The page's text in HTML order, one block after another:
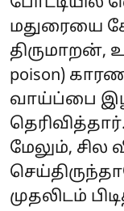
மதுரையை
திருமாறன்,
poison)
வாய்ப்பை
தெரிவித்தார்.
மேலும்,
முதலிடம்